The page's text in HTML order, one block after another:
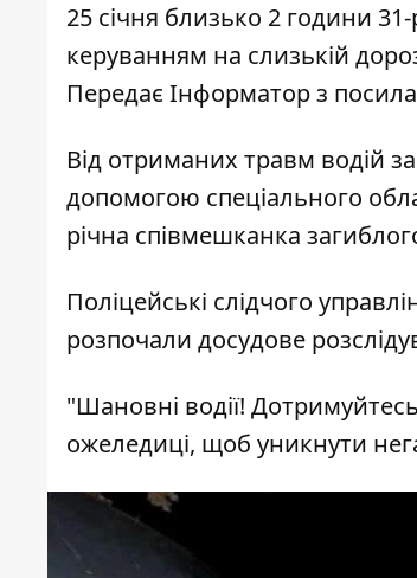
25 січня близько 2 години
керуванням на слизькій
Передає Інформаторз
Від отриманих травм водій
допомогою спеціального
річна співмешканка
Поліцейські слідчого
розпочали досудове
"Шановні водії!
ожеледиці, щоб уникнути